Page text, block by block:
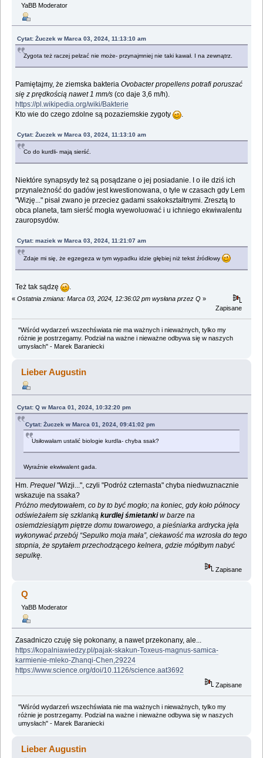
YaBB Moderator
Cytat: Żuczek w Marca 03, 2024, 11:13:10 am
Zygota też raczej pełzać nie może- przynajmniej nie taki kawał. I na zewnątrz.
Pamiętajmy, że ziemska bakteriaOvobacter propellens potrafi poruszać
się z prędkością nawet 1 mm/s (co daje 3,6 m/h).
https://pl.wikipedia.org/wiki/Bakterie
Kto wie do czego zdolne są pozaziemskie zygoty
Cytat: Żuczek w Marca 03, 2024, 11:13:10 am
Co do kurdli- mają sierść.
Niektóre synapsydy też są posądzane o jej posiadanie. I o ile dziś ich
przynależność do gadów jest kwestionowana, o tyle w czasach gdy Lem
"Wizję..." pisał zwano je przeciez gadami ssakokształtnymi. Zresztą to
obca planeta, tam sierść mogła wyewoluować i u ichniego ekwiwalentu
zauropsydów.
Cytat: maziek w Marca 03, 2024, 11:21:07 am
Zdaje mi się, że egzegeza w tym wypadku idzie głębiej niż tekst źródłowy
Też tak sądzę
« Ostatnia zmiana: Marca 03, 2024, 12:36:02 pm wysłana przez Q »
Zapisane
"Wśród wydarzeń wszechświata nie ma ważnych i nieważnych, tylko my
różnie je postrzegamy. Podział na ważne i nieważne odbywa się w naszych
umysłach" - Marek Baraniecki
Lieber Augustin
Cytat: Q w Marca 01, 2024, 10:32:20 pm
Cytat: Żuczek w Marca 01, 2024, 09:41:02 pm
Usiłowałam ustalić biologie kurdla- chyba ssak?
Wyraźnie ekwiwalent gada.
Hm.Prequel "Wizji...", czyli "Podróż czternasta" chyba niedwuznacznie
wskazuje na ssaka?
Próżno medytowałem, co by to być mogło; na koniec, gdy koło północy
odświeżałem się szklankąkurdlej śmietankiw barze na
osiemdziesiątym piętrze domu towarowego, a pieśniarka ardrycka jęła
wykonywać przebój “Sepulko moja mała”, ciekawość ma wzrosła do tego
stopnia, że spytałem przechodzącego kelnera, gdzie mógłbym nabyć
sepulkę.
Zapisane
Q
YaBB Moderator
Zasadniczo czuję się pokonany, a nawet przekonany, ale...
https://kopalniawiedzy.pl/pajak-skakun-Toxeus-magnus-samica-
karmienie-mleko-Zhanqi-Chen,29224
https://www.science.org/doi/10.1126/science.aat3692
Zapisane
"Wśród wydarzeń wszechświata nie ma ważnych i nieważnych, tylko my
różnie je postrzegamy. Podział na ważne i nieważne odbywa się w naszych
umysłach" - Marek Baraniecki
Lieber Augustin